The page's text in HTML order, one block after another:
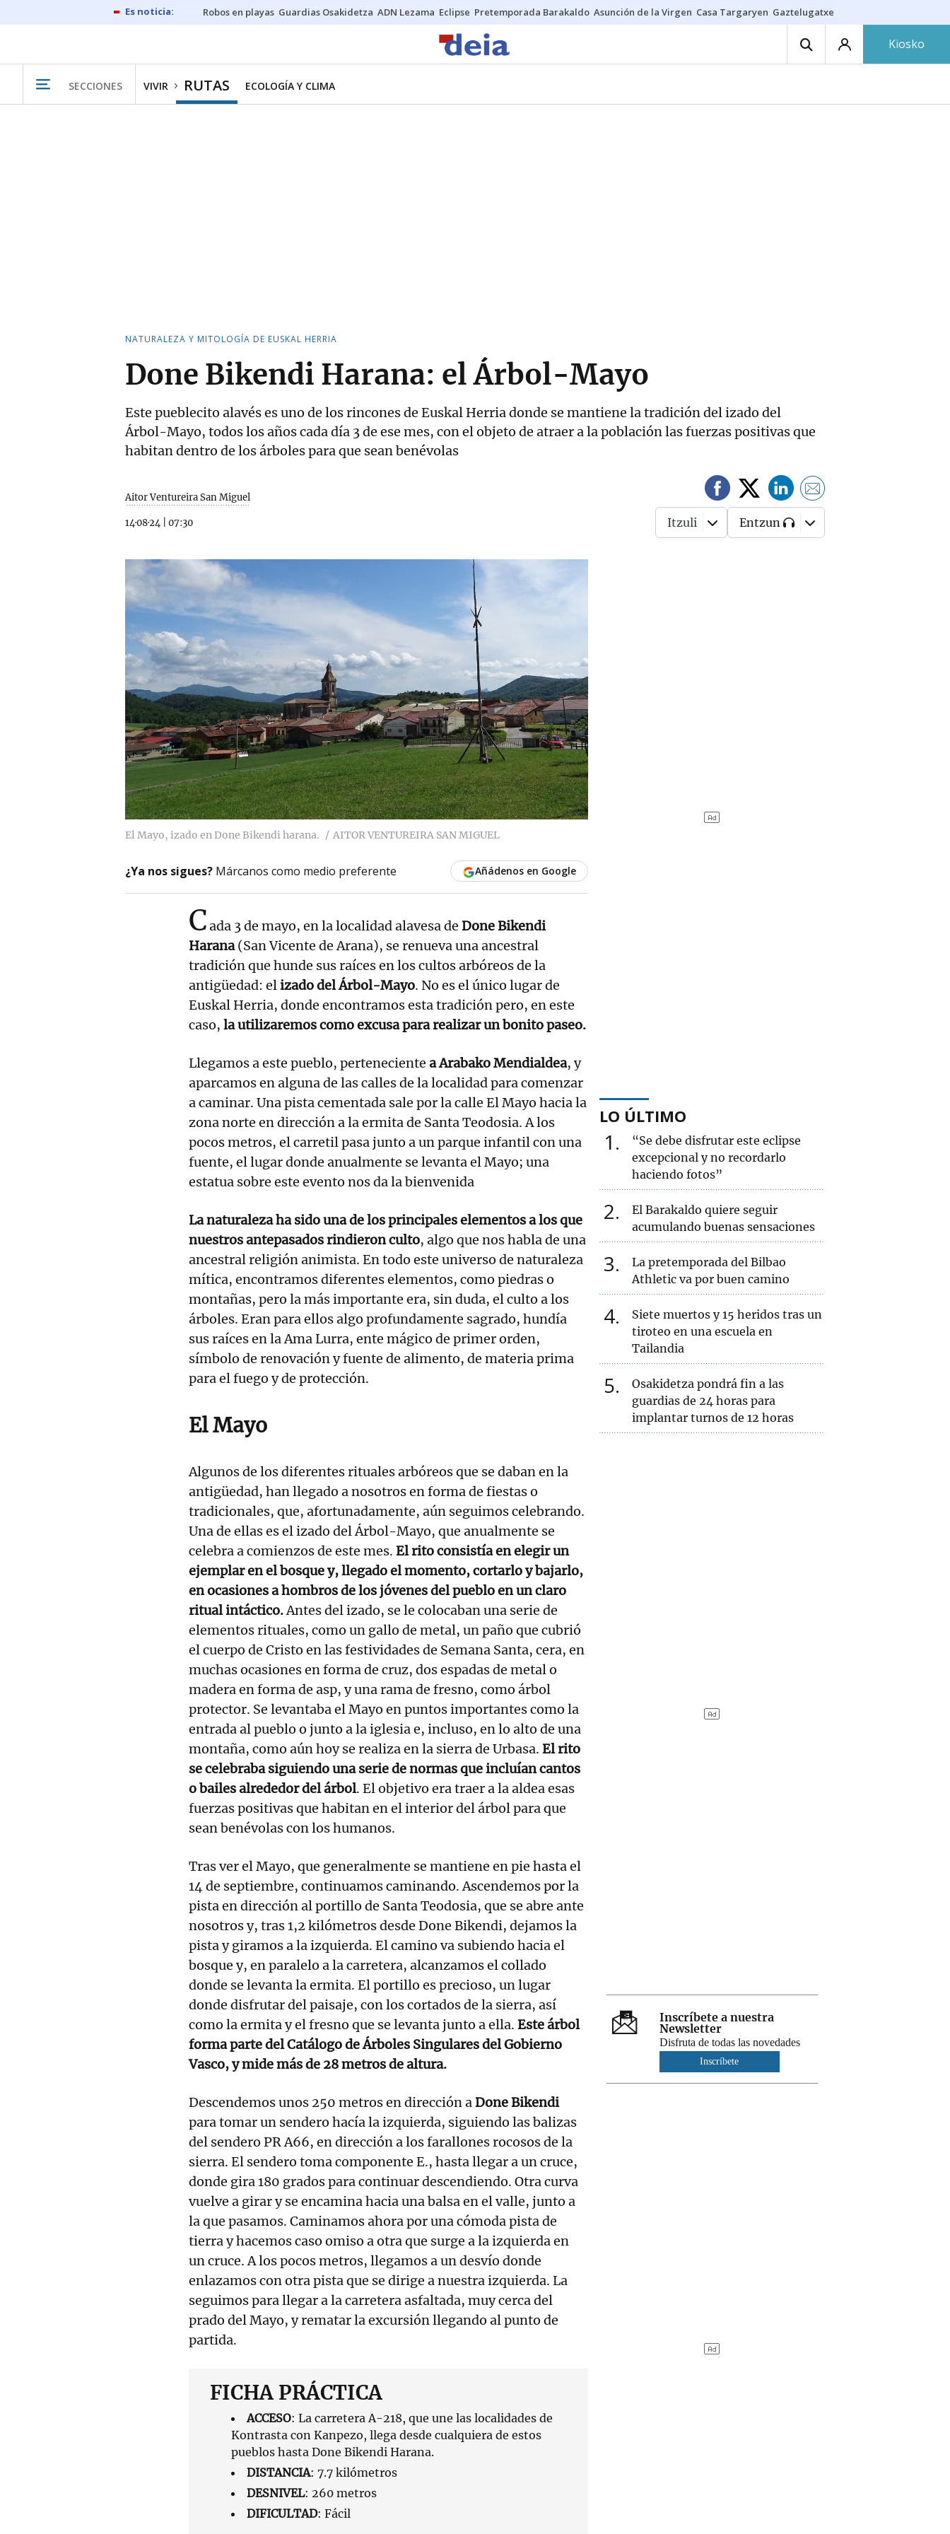
Robos en playas Guardias Osakidetza ADN Lezama Eclipse Pretemporada Barakaldo Asunción de la Virgen Casa Targaryen Gaztelugatxe
Kiosko
SECCIONES VIVIR RUTAS ECOLOGÍA Y CLIMA
NATURALEZA Y MITOLOGÍA DE EUSKAL HERRIA
Done Bikendi Harana: el Árbol-Mayo
Este pueblecito alavés es uno de los rincones de Euskal Herria donde se mantiene la tradición del izado del
Árbol-Mayo, todos los años cada día 3 de ese mes, con el objeto de atraer a la población las fuerzas positivas que
habitan dentro de los árboles para que sean benévolas
Aitor Ventureira San Miguel
14·08·24 07:30 Itzuli Entzun
El Mayo, izado en Done Bikendi harana. AITOR VENTUREIRA SAN MIGUEL
¿Ya nos sigues? Márcanos como medio preferente Añádenos en Google
Cada 3 de mayo, en la localidad alavesa de Done Bikendi
Harana(San Vicente de Arana), se renueva una ancestral
tradición que hunde sus raíces en los cultos arbóreos de la
antigüedad: elizado del Árbol-Mayo. No es el único lugar de
Euskal Herria, donde encontramos esta tradición pero, en este
caso, la utilizaremos como excusa para realizar un bonito paseo.
Llegamos a este pueblo, perteneciente a Arabako Mendialdea, y
aparcamos en alguna de las calles de la localidad para comenzar
a caminar. Una pista cementada sale por la calle El Mayo hacia la
zona norte en dirección a la ermita de Santa Teodosia. A los
pocos metros, el carretil pasa junto a un parque infantil con una
fuente, el lugar donde anualmente se levanta el Mayo; una
estatua sobre este evento nos da la bienvenida
La naturaleza ha sido una de los principales elementos a los que
nuestros antepasados rindieron culto, algo que nos habla de una
ancestral religión animista. En todo este universo de naturaleza
mítica, encontramos diferentes elementos, como piedras o
montañas, pero la más importante era, sin duda, el culto a los
árboles. Eran para ellos algo profundamente sagrado, hundía
sus raíces en la Ama Lurra, ente mágico de primer orden,
símbolo de renovación y fuente de alimento, de materia prima
para el fuego y de protección.
El Mayo
Algunos de los diferentes rituales arbóreos que se daban en la
antigüedad, han llegado a nosotros en forma de fiestas o
tradicionales, que, afortunadamente, aún seguimos celebrando.
Una de ellas es el izado del Árbol-Mayo, que anualmente se
celebra a comienzos de este mes. El rito consistía en elegir un
ejemplar en el bosque y, llegado el momento, cortarlo y bajarlo,
en ocasiones a hombros de los jóvenes del pueblo en un claro
ritual intáctico.Antes del izado, se le colocaban una serie de
elementos rituales, como un gallo de metal, un paño que cubrió
el cuerpo de Cristo en las festividades de Semana Santa, cera, en
muchas ocasiones en forma de cruz, dos espadas de metal o
madera en forma de asp, y una rama de fresno, como árbol
protector. Se levantaba el Mayo en puntos importantes como la
entrada al pueblo o junto a la iglesia e, incluso, en lo alto de una
montaña, como aún hoy se realiza en la sierra de Urbasa. El rito
se celebraba siguiendo una serie de normas que incluían cantos
o bailes alrededor del árbol. El objetivo era traer a la aldea esas
fuerzas positivas que habitan en el interior del árbol para que
sean benévolas con los humanos.
Tras ver el Mayo, que generalmente se mantiene en pie hasta el
14 de septiembre, continuamos caminando. Ascendemos por la
pista en dirección al portillo de Santa Teodosia, que se abre ante
nosotros y, tras 1,2 kilómetros desde Done Bikendi, dejamos la
pista y giramos a la izquierda. El camino va subiendo hacia el
bosque y, en paralelo a la carretera, alcanzamos el collado
donde se levanta la ermita. El portillo es precioso, un lugar
donde disfrutar del paisaje, con los cortados de la sierra, así
como la ermita y el fresno que se levanta junto a ella. Este árbol
forma parte del Catálogo de Árboles Singulares del Gobierno
Vasco, y mide más de 28 metros de altura.
Descendemos unos 250 metros en dirección aDone Bikendi
para tomar un sendero hacía la izquierda, siguiendo las balizas
del sendero PR A66, en dirección a los farallones rocosos de la
sierra. El sendero toma componente E., hasta llegar a un cruce,
donde gira 180 grados para continuar descendiendo. Otra curva
vuelve a girar y se encamina hacia una balsa en el valle, junto a
la que pasamos. Caminamos ahora por una cómoda pista de
tierra y hacemos caso omiso a otra que surge a la izquierda en
un cruce. A los pocos metros, llegamos a un desvío donde
enlazamos con otra pista que se dirige a nuestra izquierda. La
seguimos para llegar a la carretera asfaltada, muy cerca del
prado del Mayo, y rematar la excursión llegando al punto de
partida.
FICHA PRÁCTICA
ACCESO: La carretera A-218, que une las localidades de
Kontrasta con Kanpezo, llega desde cualquiera de estos
pueblos hasta Done Bikendi Harana.
DISTANCIA: 7.7 kilómetros
DESNIVEL: 260 metros
DIFICULTAD: Fácil
LO ÚLTIMO
1
“Se debe disfrutar este eclipse
excepcional y no recordarlo
haciendo fotos”
2
El Barakaldo quiere seguir
acumulando buenas sensaciones
3
La pretemporada del Bilbao
Athletic va por buen camino
4
Siete muertos y 15 heridos tras un
tiroteo en una escuela en
Tailandia
5
Osakidetza pondrá fin a las
guardias de 24 horas para
implantar turnos de 12 horas
Inscríbete a nuestra
Newsletter
Disfruta de todas las novedades
Inscríbete